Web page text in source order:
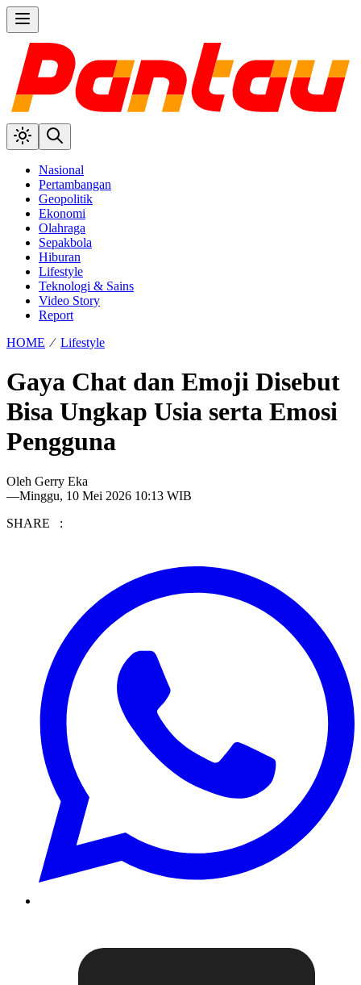
Nasional
Pertambangan
Geopolitik
Ekonomi
Olahraga
Sepakbola
Hiburan
Lifestyle
Teknologi & Sains
Video Story
Report
HOME ⁄ Lifestyle
Gaya Chat dan Emoji Disebut
Bisa Ungkap Usia serta Emosi
Pengguna
Oleh Gerry Eka
—Minggu, 10 Mei 2026 10:13 WIB
SHARE :